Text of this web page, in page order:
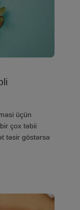
üçün
çox təbii
təsir göstərsə